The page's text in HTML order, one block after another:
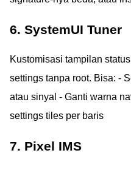
6. SystemUI Tuner
Kustomisasi tampilan
settings tanpa root. Bisa: -
atau sinyal - Ganti warna
settings tiles per baris
7. Pixel IMS